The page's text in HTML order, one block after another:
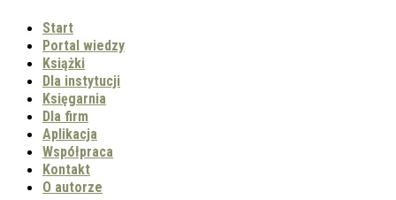
Start
Portal wiedzy
Książki
Dla instytucji
Księgarnia
Dla firm
Aplikacja
Współpraca
Kontakt
O autorze